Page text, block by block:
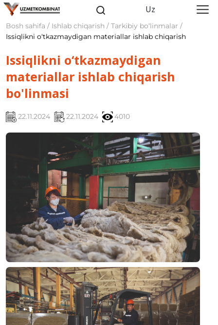
Uz
Bosh sahifa / Ishlab chiqarish / Tarkibiy bo‘linmalar /
Issiqlikni o‘tkazmaydigan materiallar ishlab chiqarish
Issiqlikni o‘tkazmaydigan
materiallar ishlab chiqarish
bo'linmasi
22.11.2024 22.11.2024 4010